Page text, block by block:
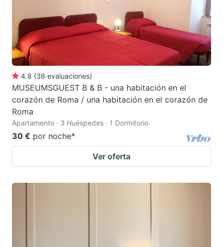
4.8 (36 evaluaciones)
MUSEUMSGUEST B & B - una habitación en el
corazón de Roma / una habitación en el corazón de
Roma
Apartamento · 3 Huéspedes · 1 Dormitorio
30 € por noche*
Ver oferta